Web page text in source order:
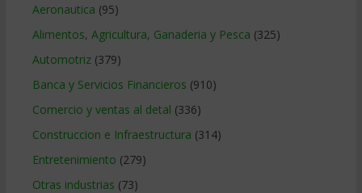
Aeronautica (95)
Alimentos, Agricultura, Ganaderia y Pesca (325)
Automotriz(379)
Banca y Servicios Financieros (910)
Comercio y ventas al detal (336)
Construccion e Infraestructura (314)
Entretenimiento (279)
Otras industrias (73)